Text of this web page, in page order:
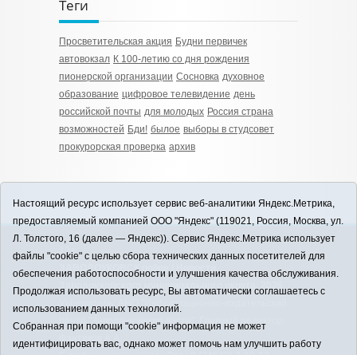
Теги
Просветительская акция Будни первичек
автовокзал К 100-летию со дня рождения
пионерской организации Сосновка духовное
образование цифровое телевидение день
российской почты для молодых Россия страна
возможностей Бди! былое выборы в студсовет
прокурорская проверка архив
12+
ЗАВОДОУКОВСК online / Новости
Заводоуковского муниципального округа, 2026
Учредитель: АНО "Информационно-издательский
центр "Заводоуковские вести". Главный редактор:
Настоящий ресурс использует сервис веб-аналитики Яндекс.Метрика,
предоставляемый компанией ООО "Яндекс" (119021, Россия, Москва, ул.
Л. Толстого, 16 (далее — Яндекс)). Сервис Яндекс.Метрика использует
файлы "cookie" с целью сбора технических данных посетителей для
обеспечения работоспособности и улучшения качества обслуживания.
Продолжая использовать ресурс, Вы автоматически соглашаетесь с
использованием данных технологий.
Собранная при помощи "cookie" информация не может
идентифицировать вас, однако может помочь нам улучшить работу